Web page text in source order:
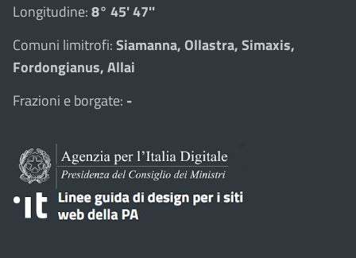
Longitudine:8° 45' 47''
Comuni limitrofi:Siamanna, Ollastra, Simaxis,
Fordongianus, Allai
Frazioni e borgate: -